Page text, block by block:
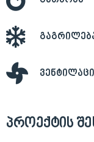
Პროექტის